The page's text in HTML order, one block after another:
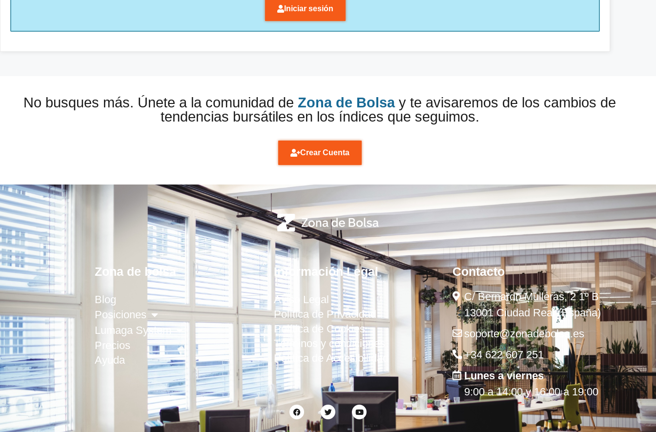
Iniciar sesión
No busques más. Únete a la comunidad de Zona de Bolsay te avisaremos de los cambios de
tendencias bursátiles en los índices que seguimos.
Crear Cuenta
Zona de bolsa
Blog
Posiciones
Lumaga System
Precios
Ayuda
Información Legal
Aviso Legal
Política de Privacidad
Política de Cookies
Términos y condiciones
Política de Accesibilidad
Contacto
C/ Bernardo Mulleras, 2 1º B
13001 Ciudad Real (España)
soporte@zonadebolsa.es
+34 622 607 251
Lunes a viernes
9:00 a 14:00 y 16:00 a 19:00